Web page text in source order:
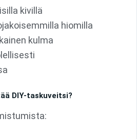
kivillä
hiomilla
kulma
DIY-taskuveitsi?